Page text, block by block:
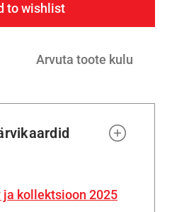
to wishlist
Arvuta toote kulu
ja kollektsioon 2025